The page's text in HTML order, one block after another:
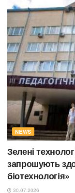
NEWS
Зелені
запрошують
біотехнологія»
30.07.2026